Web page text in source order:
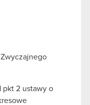
pkt 2 ustawy o